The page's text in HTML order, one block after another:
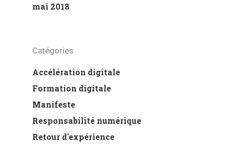
mai 2018
Catégories
Accélération digitale
Formation digitale
Manifeste
Responsabilité numérique
Retour d'expérience